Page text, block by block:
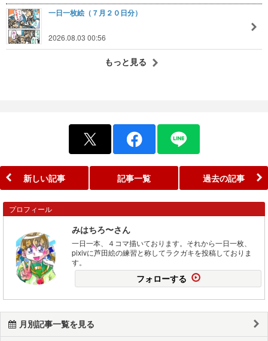
一日一枚絵（７月２０日分）
2026.08.03 00:56
もっと見る
新しい記事 記事一覧 過去の記事
プロフィール
みはちろ〜さん
一日一本、４コマ描いております。それから一日一枚、
pixivに芦田絵の練習と称してラクガキを投稿しておりま
す。
フォローする
月別記事一覧を見る